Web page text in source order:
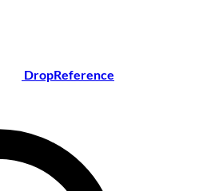
DropReference